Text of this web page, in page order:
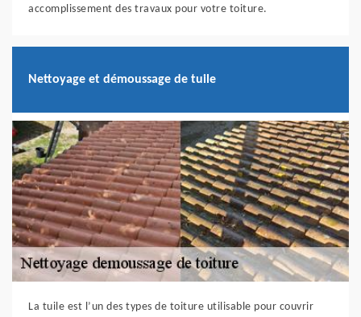
accomplissement des travaux pour votre toiture.
Nettoyage et démoussage de tuile
La tuile est l’un des types de toiture utilisable pour couvrir